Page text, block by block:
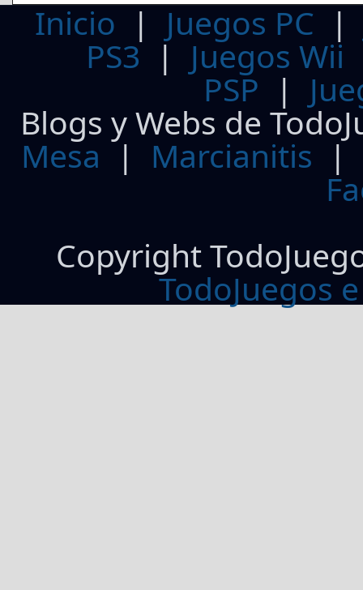
Inicio | Juegos PC
PS3| Juegos Wii
PSP |
Blogs y Webs de
Mesa | Marcianitis |
Copyright
TodoJuegos